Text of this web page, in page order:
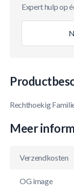
Expert hulp op
Rechthoekig
Meer
Verzendkosten
OG image